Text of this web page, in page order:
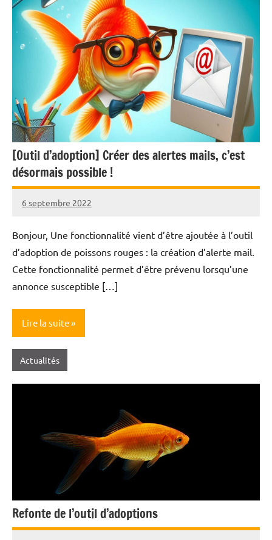
[Outil d’adoption] Créer des alertes mails, c’est
désormais possible !
6 septembre 2022
Nicolas
Bonjour, Une fonctionnalité vient d’être ajoutée à l’outil
d’adoption de poissons rouges : la création d’alerte mail.
Cette fonctionnalité permet d’être prévenu lorsqu’une
annonce susceptible […]
Lire la suite
Actualités
Refonte de l’outil d’adoptions